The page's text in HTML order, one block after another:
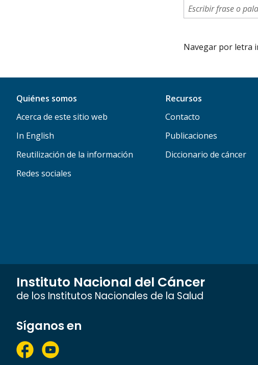
Navegar por letra
Quiénes somos
Acerca de este sitio web
In English
Reutilización de la información
Redes sociales
Recursos
Contacto
Publicaciones
Diccionario de cáncer
Instituto Nacional del Cáncer
de los Institutos Nacionales de la Salud
Síganos en